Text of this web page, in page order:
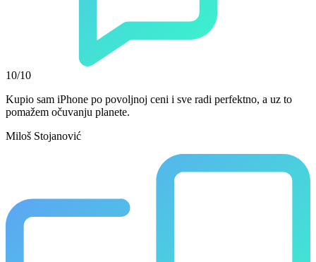
10/10
Kupio sam iPhone po povoljnoj ceni i sve radi perfektno, a uz to
pomažem očuvanju planete.
Miloš Stojanović